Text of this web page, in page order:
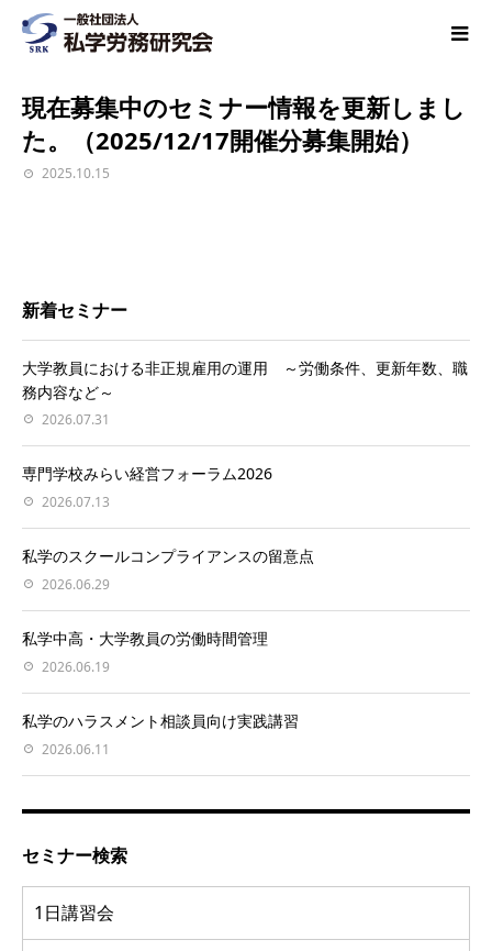
現在募集中のセミナー情報を更新しまし
た。（2025/12/17開催分募集開始）
2025.10.15
新着セミナー
大学教員における非正規雇用の運用 ～労働条件、更新年数、職
務内容など～
2026.07.31
専門学校みらい経営フォーラム2026
2026.07.13
私学のスクールコンプライアンスの留意点
2026.06.29
私学中高・大学教員の労働時間管理
2026.06.19
私学のハラスメント相談員向け実践講習
2026.06.11
セミナー検索
1日講習会